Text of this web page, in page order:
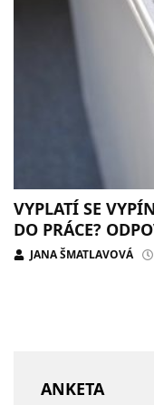
VYPLATÍ SE
DO PRÁCE?
JANA ŠMATLAVOVÁ
ANKETA